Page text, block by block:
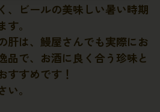
、ビールの美味しい暑い時期
。
肝は、鰻屋さんでも実際にお
品で、お酒に良く合う珍味と
すすめです！
。